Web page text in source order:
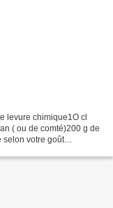
levure chimique1O cl
( ou de comté)200 g de
selon votre goût